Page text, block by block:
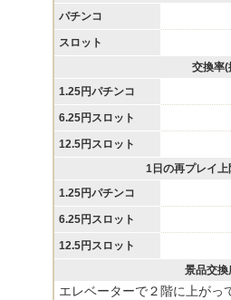
パチンコ
スロット
交換率(
1.25円パチンコ
6.25円スロット
12.5円スロット
1日の再プレイ
1.25円パチンコ
6.25円スロット
12.5円スロット
景品交
エレベーターで２階に上がっ